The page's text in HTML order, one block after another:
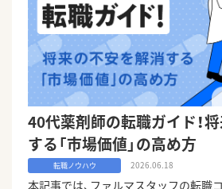
40代薬剤師の転職ガイド！
する「市場価値」の高め方
転職ノウハウ 2026.06.18
本記事では、ファルマスタッフの転職